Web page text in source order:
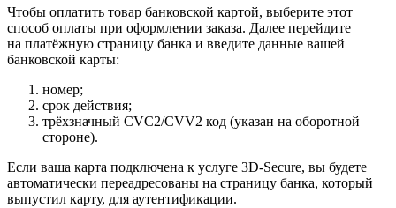
Чтобы оплатить товар банковской картой, выберите этот
способ оплаты при оформлении заказа. Далее перейдите
на платёжную страницу банка и введите данные вашей
банковской карты:
номер;
срок действия;
трёхзначный CVC2/CVV2 код (указан на оборотной
стороне).
Если ваша карта подключена к услуге 3D-Secure, вы будете
автоматически переадресованы на страницу банка, который
выпустил карту, для аутентификации.